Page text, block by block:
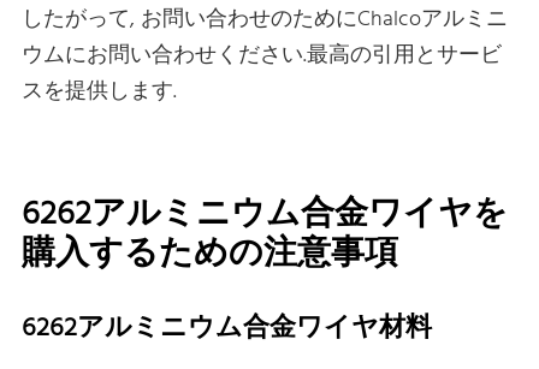
したがって, お問い合わせのためにChalcoアルミニ
ウムにお問い合わせください.最高の引用とサービ
スを提供します.
6262アルミニウム合金ワイヤを
購入するための注意事項
6262アルミニウム合金ワイヤ材料